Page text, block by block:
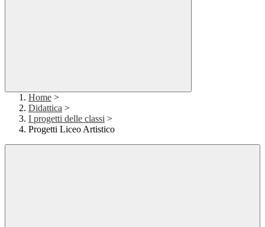
Home >
Didattica >
I progetti delle classi >
Progetti Liceo Artistico